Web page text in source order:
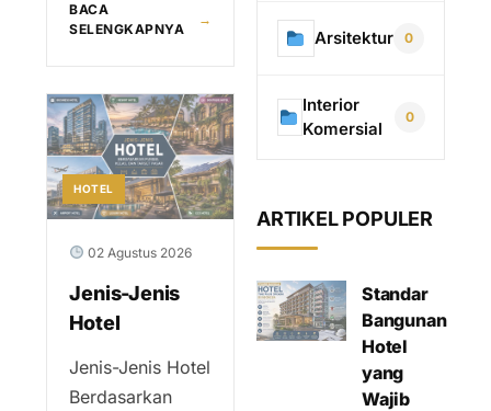
BACA
SELENGKAPNYA
→
HOTEL
02 Agustus 2026
Jenis-Jenis
Hotel
Jenis-Jenis Hotel
Berdasarkan
Arsitektur 0
Interior
Komersial
0
ARTIKEL POPULER
Standar
Bangunan
Hotel
yang
Wajib